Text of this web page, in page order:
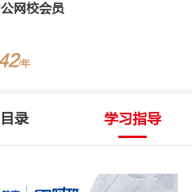
网校会员
/年
目录 学习指导